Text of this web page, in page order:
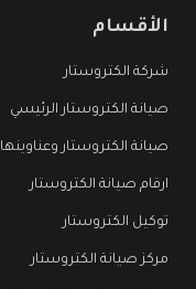
الأقسام
شركة الكتروستار
صيانة الكتروستار الرئيسي
صيانة الكتروستار وعناوينها
ارقام صيانة الكتروستار
توكيل الكتروستار
مركز صيانة الكتروستار